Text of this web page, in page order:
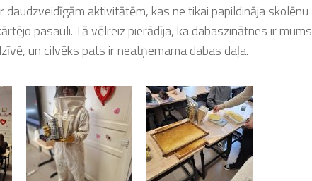
daudzveidīgām aktivitātēm, kas ne tikai papildināja skolēnu
pasauli. Tā vēlreiz pierādīja, ka dabaszinātnes ir mums
un cilvēks pats ir neatņemama dabas daļa.